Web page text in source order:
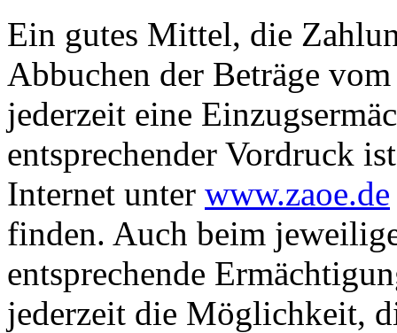
Ein gutes Mittel, die
Abbuchen der Beträge
jederzeit eine
entsprechender Vordruck
Internet unter www.zaoe.de
finden. Auch beim
entsprechende
jederzeit die Möglichkeit,